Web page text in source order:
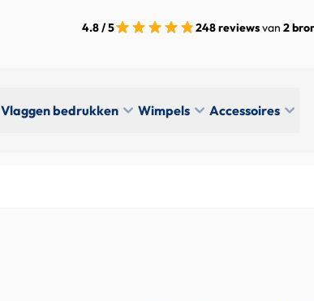
4.8 / 5 248 reviewsvan 2
Vlaggen bedrukken Wimpels Accessoires